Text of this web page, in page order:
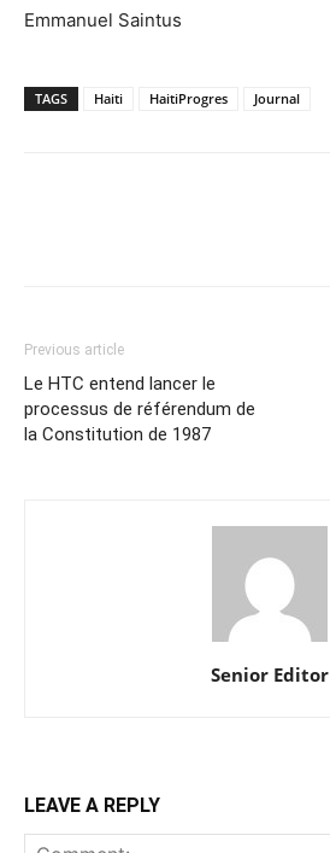
Emmanuel Saintus
TAGS Haiti HaitiProgres Journal
Previous article
Le HTC entend lancer le
processus de référendum de
la Constitution de 1987
Senior Editor
LEAVE A REPLY